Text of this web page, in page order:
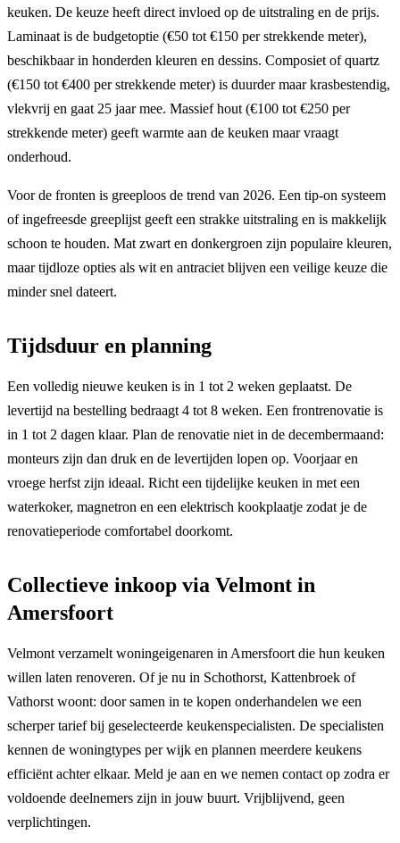
keuken. De keuze heeft direct invloed op de uitstraling en de prijs.
Laminaat is de budgetoptie (€50 tot €150 per strekkende meter),
beschikbaar in honderden kleuren en dessins. Composiet of quartz
(€150 tot €400 per strekkende meter) is duurder maar krasbestendig,
vlekvrij en gaat 25 jaar mee. Massief hout (€100 tot €250 per
strekkende meter) geeft warmte aan de keuken maar vraagt
onderhoud.
Voor de fronten is greeploos de trend van 2026. Een tip-on systeem
of ingefreesde greeplijst geeft een strakke uitstraling en is makkelijk
schoon te houden. Mat zwart en donkergroen zijn populaire kleuren,
maar tijdloze opties als wit en antraciet blijven een veilige keuze die
minder snel dateert.
Tijdsduur en planning
Een volledig nieuwe keuken is in 1 tot 2 weken geplaatst. De
levertijd na bestelling bedraagt 4 tot 8 weken. Een frontrenovatie is
in 1 tot 2 dagen klaar. Plan de renovatie niet in de decembermaand:
monteurs zijn dan druk en de levertijden lopen op. Voorjaar en
vroege herfst zijn ideaal. Richt een tijdelijke keuken in met een
waterkoker, magnetron en een elektrisch kookplaatje zodat je de
renovatieperiode comfortabel doorkomt.
Collectieve inkoop via Velmont in
Amersfoort
Velmont verzamelt woningeigenaren in Amersfoort die hun keuken
willen laten renoveren. Of je nu in Schothorst, Kattenbroek of
Vathorst woont: door samen in te kopen onderhandelen we een
scherper tarief bij geselecteerde keukenspecialisten. De specialisten
kennen de woningtypes per wijk en plannen meerdere keukens
efficiënt achter elkaar. Meld je aan en we nemen contact op zodra er
voldoende deelnemers zijn in jouw buurt. Vrijblijvend, geen
verplichtingen.